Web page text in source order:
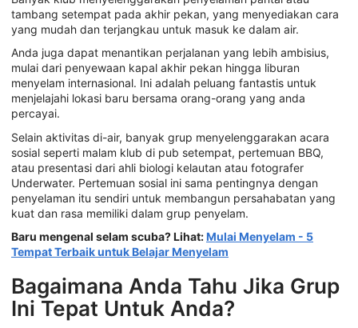
tambang setempat pada akhir pekan, yang menyediakan cara
yang mudah dan terjangkau untuk masuk ke dalam air.
Anda juga dapat menantikan perjalanan yang lebih ambisius,
mulai dari penyewaan kapal akhir pekan hingga liburan
menyelam internasional. Ini adalah peluang fantastis untuk
menjelajahi lokasi baru bersama orang-orang yang anda
percayai.
Selain aktivitas di-air, banyak grup menyelenggarakan acara
sosial seperti malam klub di pub setempat, pertemuan BBQ,
atau presentasi dari ahli biologi kelautan atau fotografer
Underwater. Pertemuan sosial ini sama pentingnya dengan
penyelaman itu sendiri untuk membangun persahabatan yang
kuat dan rasa memiliki dalam grup penyelam.
Baru mengenal selam scuba? Lihat:Mulai Menyelam - 5
Tempat Terbaik untuk Belajar Menyelam
Bagaimana Anda Tahu Jika Grup
Ini Tepat Untuk Anda?